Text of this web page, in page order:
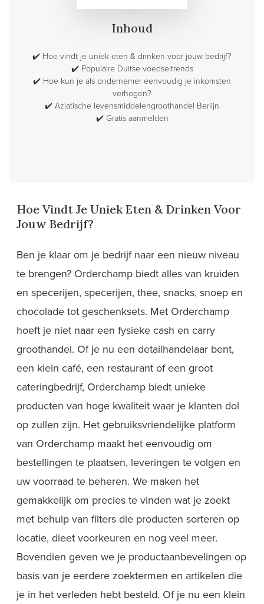
Inhoud
✔️ Hoe vindt je uniek eten & drinken voor jouw bedrijf?
✔️ Populaire Duitse voedseltrends
✔️ Hoe kun je als ondernemer eenvoudig je inkomsten
verhogen?
✔️ Aziatische levensmiddelengroothandel Berlijn
✔️ Gratis aanmelden
Hoe Vindt Je Uniek Eten & Drinken Voor
Jouw Bedrijf?
Ben je klaar om je bedrijf naar een nieuw niveau
te brengen? Orderchamp biedt alles van kruiden
en specerijen, specerijen, thee, snacks, snoep en
chocolade tot geschenksets. Met Orderchamp
hoeft je niet naar een fysieke cash en carry
groothandel. Of je nu een detailhandelaar bent,
een klein café, een restaurant of een groot
cateringbedrijf, Orderchamp biedt unieke
producten van hoge kwaliteit waar je klanten dol
op zullen zijn. Het gebruiksvriendelijke platform
van Orderchamp maakt het eenvoudig om
bestellingen te plaatsen, leveringen te volgen en
uw voorraad te beheren. We maken het
gemakkelijk om precies te vinden wat je zoekt
met behulp van filters die producten sorteren op
locatie, dieet voorkeuren en nog veel meer.
Bovendien geven we je productaanbevelingen op
basis van je eerdere zoektermen en artikelen die
je in het verleden hebt besteld. Of je nu een klein